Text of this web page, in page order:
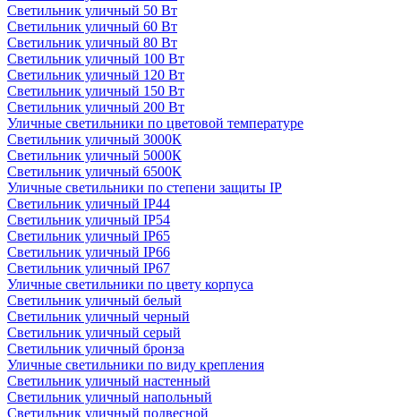
Светильник уличный 50 Вт
Светильник уличный 60 Вт
Светильник уличный 80 Вт
Светильник уличный 100 Вт
Светильник уличный 120 Вт
Светильник уличный 150 Вт
Светильник уличный 200 Вт
Уличные светильники по цветовой температуре
Cветильник уличный 3000К
Cветильник уличный 5000К
Cветильник уличный 6500К
Уличные светильники по степени защиты IP
Светильник уличный IP44
Светильник уличный IP54
Светильник уличный IP65
Светильник уличный IP66
Светильник уличный IP67
Уличные светильники по цвету корпуса
Светильник уличный белый
Светильник уличный черный
Светильник уличный серый
Светильник уличный бронза
Уличные светильники по виду крепления
Светильник уличный настенный
Светильник уличный напольный
Светильник уличный подвесной